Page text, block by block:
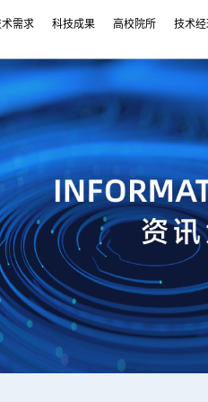
术需求 科技成果 高校院所 技术